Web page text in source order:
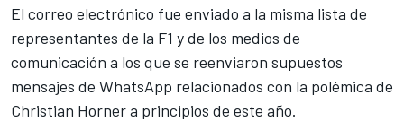
El correo electrónico fue enviado a la misma lista de
representantes de la F1 y de los medios de
comunicación a los que se reenviaron supuestos
mensajes de WhatsApp relacionados con la polémica de
Christian Horner a principios de este año.